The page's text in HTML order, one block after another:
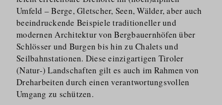
Umfeld – Berge, Gletscher, Seen, Wälder, aber auch
beeindruckende Beispiele traditioneller und
modernen Architektur von Bergbauernhöfen über
Schlösser und Burgen bis hin zu Chalets und
Seilbahn­stationen. Diese einzigartigen Tiroler
(Natur-) Landschaften gilt es auch im Rahmen von
Dreharbeiten durch einen verantwor­tungsvollen
Umgang zu schützen.